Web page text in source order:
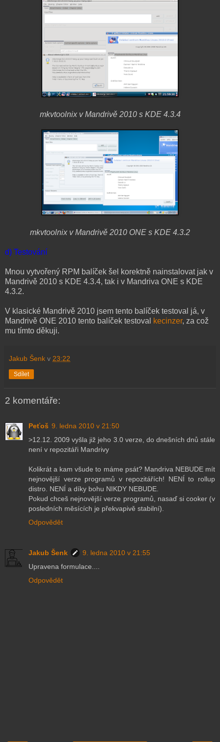
mkvtoolnix v Mandrivě 2010 s KDE 4.3.4
mkvtoolnix v Mandrivě 2010 ONE s KDE 4.3.2
d) Testování
Mnou vytvořený RPM balíček šel korektně nainstalovat jak v
Mandrivě 2010 s KDE 4.3.4, tak i v Mandriva ONE s KDE
4.3.2.
V klasické Mandrivě 2010 jsem tento balíček testoval já, v
Mandrivě ONE 2010 tento balíček testoval
kecinzer, za což
mu tímto děkuji.
Jakub Šenk v 23:22
Sdílet
2 komentáře:
Peťoš 9. ledna 2010 v 21:50
>12.12. 2009 vyšla již jeho 3.0 verze, do dnešních dnů stále
není v repozitáři Mandrivy
Kolikrát a kam všude to máme psát? Mandriva NEBUDE mít
nejnovější verze programů v repozitářích! NENÍ to rollup
distro. NENÍ a díky bohu NIKDY NEBUDE.
Pokud chceš nejnovější verze programů, nasaď si cooker (v
posledních měsících je překvapivě stabilní).
Odpovědět
Jakub Šenk
9. ledna 2010 v 21:55
Upravena formulace....
Odpovědět